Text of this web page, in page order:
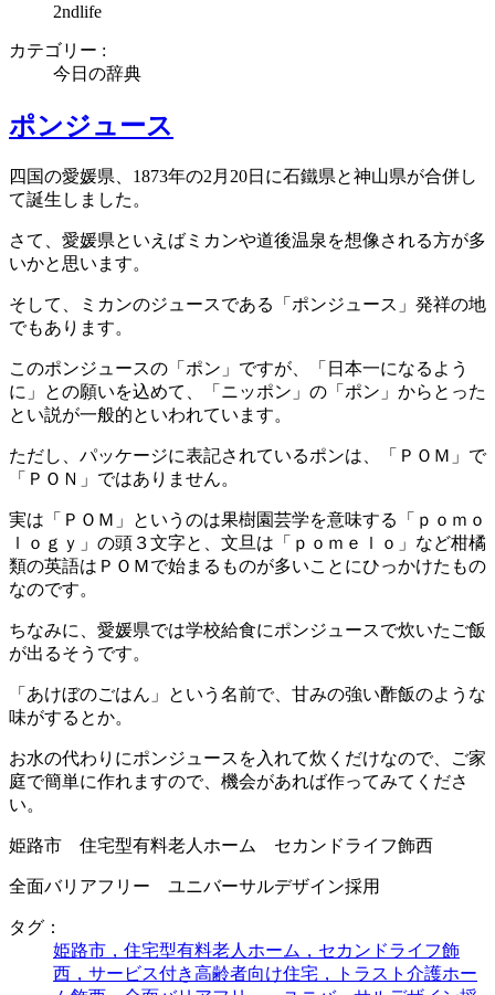
2ndlife
カテゴリー :
今日の辞典
ポンジュース
四国の愛媛県、1873年の2月20日に石鐵県と神山県が合併し
て誕生しました。
さて、愛媛県といえばミカンや道後温泉を想像される方が多
いかと思います。
そして、ミカンのジュースである「ポンジュース」発祥の地
でもあります。
このポンジュースの「ポン」ですが、「日本一になるよう
に」との願いを込めて、「ニッポン」の「ポン」からとった
とい説が一般的といわれています。
ただし、パッケージに表記されているポンは、「ＰＯＭ」で
「ＰＯＮ」ではありません。
実は「ＰＯＭ」というのは果樹園芸学を意味する「ｐｏｍｏ
ｌｏｇｙ」の頭３文字と、文旦は「ｐｏｍｅｌｏ」など柑橘
類の英語はＰＯＭで始まるものが多いことにひっかけたもの
なのです。
ちなみに、愛媛県では学校給食にポンジュースで炊いたご飯
が出るそうです。
「あけぼのごはん」という名前で、甘みの強い酢飯のような
味がするとか。
お水の代わりにポンジュースを入れて炊くだけなので、ご家
庭で簡単に作れますので、機会があれば作ってみてくださ
い。
姫路市 住宅型有料老人ホーム セカンドライフ飾西
全面バリアフリー ユニバーサルデザイン採用
タグ：
姫路市，住宅型有料老人ホーム，セカンドライフ飾
西，サービス付き高齢者向け住宅，トラスト介護ホー